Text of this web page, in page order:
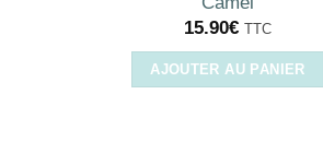
15.90€ TTC
AJOUTER AU PANIER